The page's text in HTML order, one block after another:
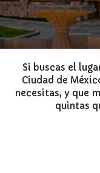
Si buscas el
Ciudad de
necesitas, y que
quintas